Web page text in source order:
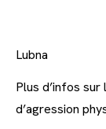
Lubna
Plus d’infos
d’agression